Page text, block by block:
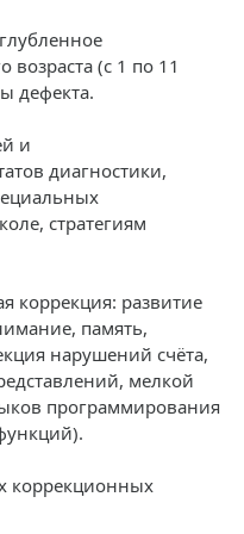
(с 1 по 11
дефекта.
и
диагностики,
стратегиям
коррекция: развитие
память,
нарушений счёта,
мелкой
программирования
коррекционных